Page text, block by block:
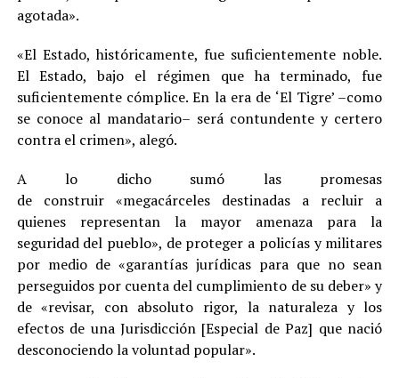
agotada».
«El Estado, históricamente, fue suficientemente noble.
El Estado, bajo el régimen que ha terminado, fue
suficientemente cómplice. En la era de ‘El Tigre’ –como
se conoce al mandatario– será contundente y certero
contra el crimen», alegó.
A lo dicho sumó las promesas
de construir «megacárceles destinadas a recluir a
quienes representan la mayor amenaza para la
seguridad del pueblo», de proteger a policías y militares
por medio de «garantías jurídicas para que no sean
perseguidos por cuenta del cumplimiento de su deber» y
de «revisar, con absoluto rigor, la naturaleza y los
efectos de una Jurisdicción [Especial de Paz] que nació
desconociendo la voluntad popular».